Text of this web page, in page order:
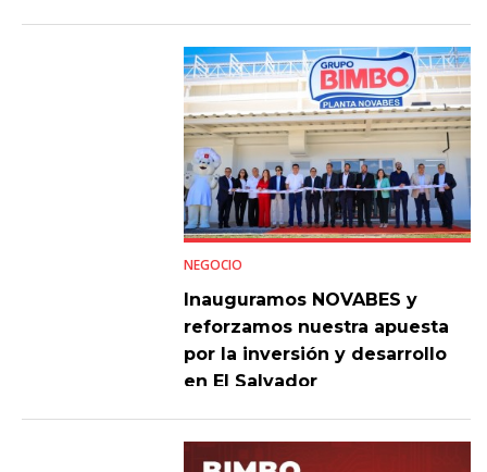
NEGOCIO
Inauguramos NOVABES y
reforzamos nuestra apuesta
por la inversión y desarrollo
en El Salvador